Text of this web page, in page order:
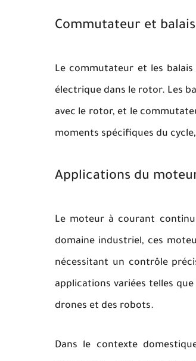
Commutateur et
Le commutateur et les
électrique dans le rotor. Les
avec le rotor, et le
moments spécifiques du
Applications du
Le moteur à courant
domaine industriel, ces
nécessitant un contrôle
applications variées telles
drones et des robots.
Dans le contexte